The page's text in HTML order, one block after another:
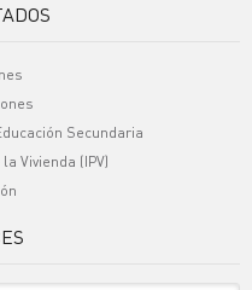
Secundaria
Vivienda (IPV)